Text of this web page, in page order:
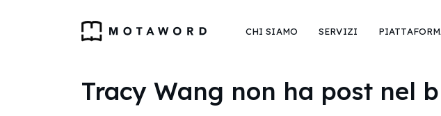
CHI SIAMO SERVIZI
Tracy Wang non ha post nel